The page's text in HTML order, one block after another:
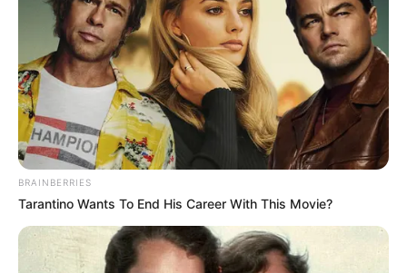
BRAINBERRIES
Tarantino Wants To End His Career With This Movie?